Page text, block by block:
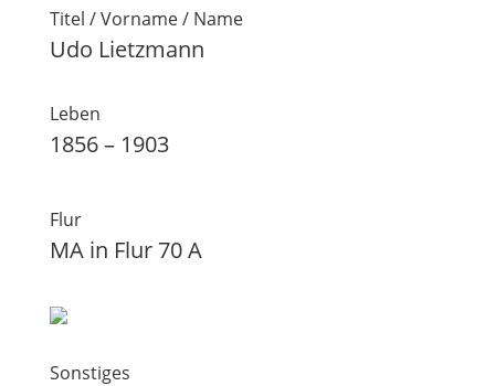
Titel / Vorname / Name
Udo Lietzmann
Leben
1856 – 1903
Flur
MA in Flur 70 A
Sonstiges